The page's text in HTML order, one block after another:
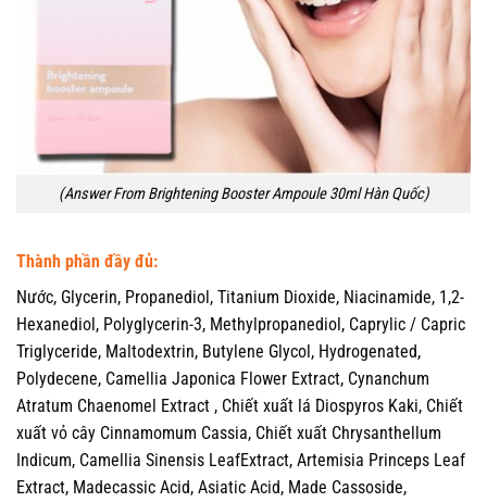
(Answer From Brightening Booster Ampoule 30ml Hàn Quốc)
Thành phần đầy đủ:
Nước, Glycerin, Propanediol, Titanium Dioxide, Niacinamide, 1,2-
Hexanediol, Polyglycerin-3, Methylpropanediol, Caprylic / Capric
Triglyceride, Maltodextrin, Butylene Glycol, Hydrogenated,
Polydecene, Camellia Japonica Flower Extract, Cynanchum
Atratum Chaenomel Extract , Chiết xuất lá Diospyros Kaki, Chiết
xuất vỏ cây Cinnamomum Cassia, Chiết xuất Chrysanthellum
Indicum, Camellia Sinensis LeafExtract, Artemisia Princeps Leaf
Extract, Madecassic Acid, Asiatic Acid, Made Cassoside,